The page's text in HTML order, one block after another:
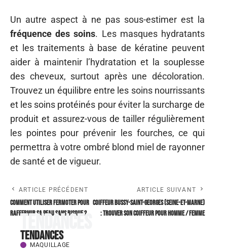
Un autre aspect à ne pas sous-estimer est la
fréquence des soins. Les masques hydratants
et les traitements à base de kératine peuvent
aider à maintenir l’hydratation et la souplesse
des cheveux, surtout après une décoloration.
Trouvez un équilibre entre les soins nourrissants
et les soins protéinés pour éviter la surcharge de
produit et assurez-vous de tailler régulièrement
les pointes pour prévenir les fourches, ce qui
permettra à votre ombré blond miel de rayonner
de santé et de vigueur.
ARTICLE PRÉCÉDENT
Comment utiliser Fermoter pour
raffermir sa peau sans risque ?
ARTICLE SUIVANT
Coiffeur Bussy-Saint-Georges (Seine-et-Marne)
: trouver son coiffeur pour homme / femme
Tendances
Tendances
MAQUILLAGE